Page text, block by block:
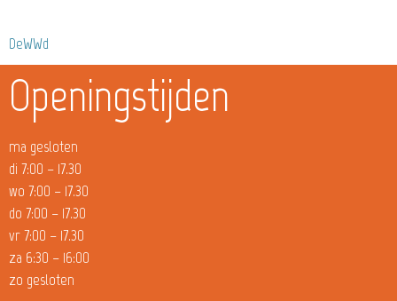
DeWWd
Openingstijden
ma gesloten
di 7:00 – 17.30
wo 7:00 – 17.30
do 7:00 – 17.30
vr 7:00 – 17.30
za 6:30 – 16:00
zo gesloten